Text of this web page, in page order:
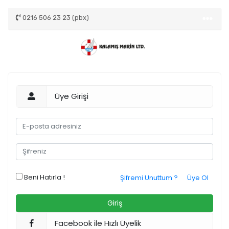
0216 506 23 23 (pbx)
Üye Girişi
Beni Hatırla ! Üye Ol
Şifremi Unuttum ?
Facebook ile Hızlı Üyelik